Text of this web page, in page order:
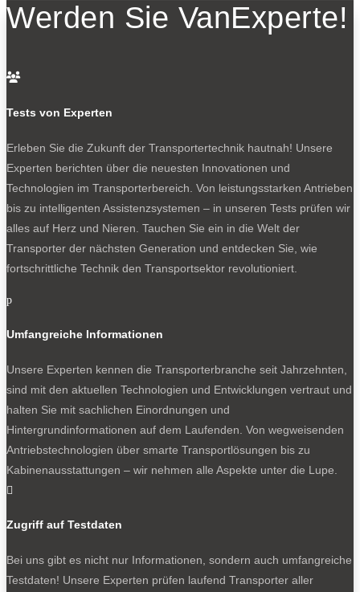
Werden Sie VanExperte!

Tests von Experten
Erleben Sie die Zukunft der Transportertechnik hautnah! Unsere
Experten berichten über die neuesten Innovationen und
Technologien im Transporterbereich. Von leistungsstarken Antrieben
bis zu intelligenten Assistenzsystemen – in unseren Tests prüfen wir
alles auf Herz und Nieren. Tauchen Sie ein in die Welt der
Transporter der nächsten Generation und entdecken Sie, wie
fortschrittliche Technik den Transportsektor revolutioniert.
p
Umfangreiche Informationen
Unsere Experten kennen die Transporterbranche seit Jahrzehnten,
sind mit den aktuellen Technologien und Entwicklungen vertraut und
halten Sie mit sachlichen Einordnungen und
Hintergrundinformationen auf dem Laufenden. Von wegweisenden
Antriebstechnologien über smarte Transportlösungen bis zu
Kabinenausstattungen – wir nehmen alle Aspekte unter die Lupe.

Zugriff auf Testdaten
Bei uns gibt es nicht nur Informationen, sondern auch umfangreiche
Testdaten! Unsere Experten prüfen laufend Transporter aller